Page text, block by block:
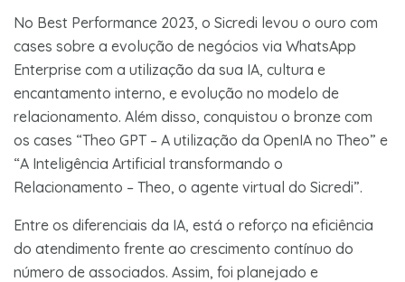
No Best Performance 2023, o Sicredi levou o ouro com
cases sobre a evolução de negócios via WhatsApp
Enterprise com a utilização da sua IA, cultura e
encantamento interno, e evolução no modelo de
relacionamento. Além disso, conquistou o bronze com
os cases “Theo GPT – A utilização da OpenIA no Theo” e
“A Inteligência Artificial transformando o
Relacionamento – Theo, o agente virtual do Sicredi”.
Entre os diferenciais da IA, está o reforço na eficiência
do atendimento frente ao crescimento contínuo do
número de associados. Assim, foi planejado e